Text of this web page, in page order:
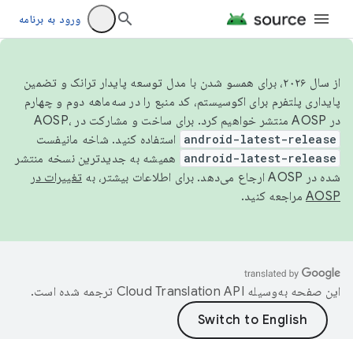
ورود به برنامه
از سال ۲۰۲۶، برای همسو شدن با مدل توسعه پایدار ترانک و تضمین
پایداری پلتفرم برای اکوسیستم، کد منبع را در سه‌ماهه دوم و چهارم
در AOSP منتشر خواهیم کرد. برای ساخت و مشارکت در AOSP،
android-latest-release استفاده کنید. شاخه مانیفست
android-latest-release
همیشه به جدیدترین نسخه منتشر
شده در AOSP ارجاع می‌دهد. برای اطلاعات بیشتر، به
تغییرات در
AOSP مراجعه کنید.
این صفحه به‌وسیله ترجمه شده است.